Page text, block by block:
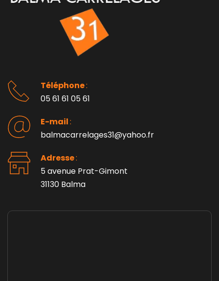
Téléphone :
05 61 61 05 61
E-mail :
balmacarrelages31@yahoo.fr
Adresse :
5 avenue Prat-Gimont
31130 Balma